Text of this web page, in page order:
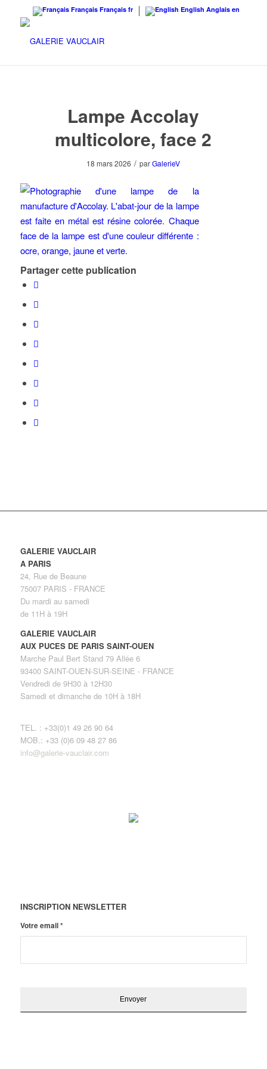
Français Français fr English Anglais en
Lampe Accolay
multicolore, face 2
18 mars 2026 / parGalerieV
Partager cette publication
GALERIE VAUCLAIR
A PARIS
24, Rue de Beaune
75007 PARIS - FRANCE
Du mardi au samedi
de 11H à 19H
GALERIE VAUCLAIR
AUX PUCES DE PARIS SAINT-OUEN
Marche Paul Bert Stand 79 Allée 6
93400 SAINT-OUEN-SUR-SEINE - FRANCE
Vendredi de 9H30 à 12H30
Samedi et dimanche de 10H à 18H
TEL. : +33(0)1 49 26 90 64
MOB.: +33 (0)6 09 48 27 86
info@galerie-vauclair.com
INSCRIPTION NEWSLETTER
Votre email*